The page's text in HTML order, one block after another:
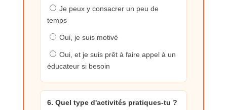
Je peux y consacrer un peu de
temps
Oui, je suis motivé
Oui, et je suis prêt à faire appel à un
éducateur si besoin
6. Quel type d'activités pratiques-tu ?